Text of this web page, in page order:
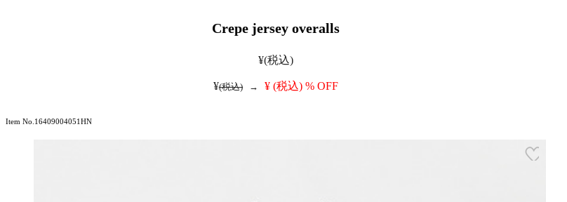
Crepe jersey overalls
¥(税込)
¥(税込) → ¥ (税込) % OFF
Item No.16409004051HN